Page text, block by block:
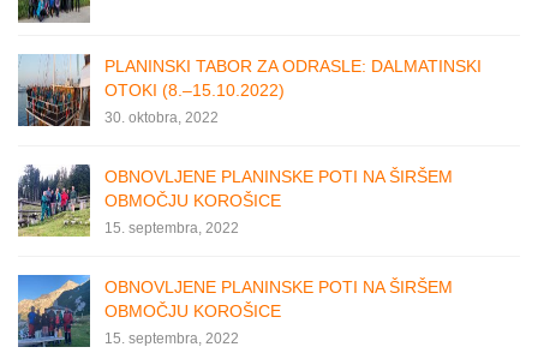
PLANINSKI TABOR ZA ODRASLE: DALMATINSKI
OTOKI (8.–15.10.2022)
30. oktobra, 2022
OBNOVLJENE PLANINSKE POTI NA ŠIRŠEM
OBMOČJU KOROŠICE
15. septembra, 2022
OBNOVLJENE PLANINSKE POTI NA ŠIRŠEM
OBMOČJU KOROŠICE
15. septembra, 2022